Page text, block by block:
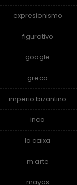
expresionismo
figurativo
google
greco
imperio bizantino
inca
la caixa
m arte
mayas